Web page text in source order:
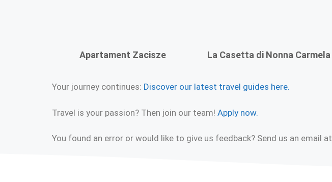
Apartament Zacisze La Casetta di Nonna Carmela
Your journey continues: Discover our latest travel guides here.
Travel is your passion? Then join our team! Apply now.
You found an error or would like to give us feedback? Send us an email at